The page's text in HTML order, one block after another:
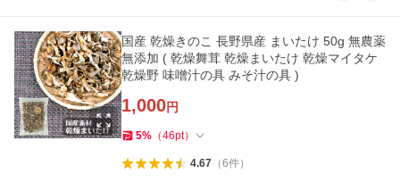
国産 乾燥きのこ 長野県産 まいたけ 50g 無農薬
無添加 ( 乾燥舞茸 乾燥まいたけ 乾燥マイタケ
乾燥野 味噌汁の具 みそ汁の具 )
1,000円
5% （46pt）
4.67（6件）